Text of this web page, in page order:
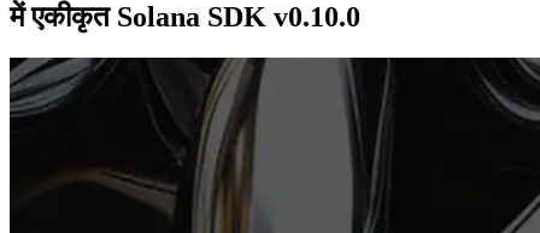
में एकीकृत Solana SDK v0.10.0